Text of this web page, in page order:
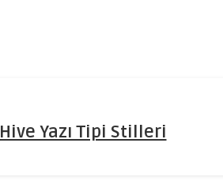
Hive Yazı Tipi Stilleri